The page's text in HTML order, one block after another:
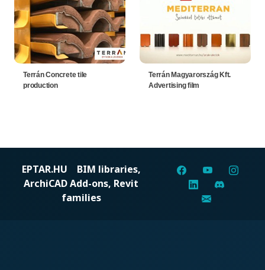
Terrán Concrete tile
production
Terrán Magyarország Kft.
Advertising film
EPTAR.HU BIM libraries,
ArchiCAD Add-ons, Revit
families